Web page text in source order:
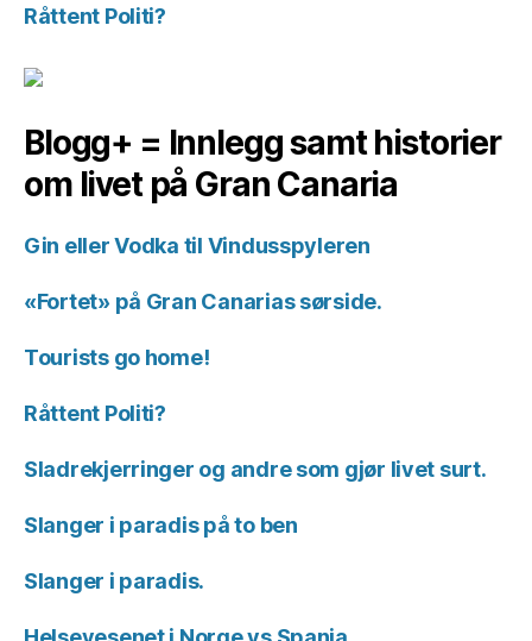
Råttent Politi?
Blogg+ = Innlegg samt historier
om livet på Gran Canaria
Gin eller Vodka til Vindusspyleren
«Fortet» på Gran Canarias sørside.
Tourists go home!
Råttent Politi?
Sladrekjerringer og andre som gjør livet surt.
Slanger i paradis på to ben
Slanger i paradis.